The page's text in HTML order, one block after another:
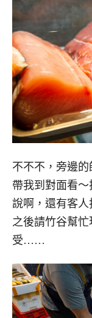
不不不，旁邊
帶我到對面看
說啊，還有客
之後請竹谷幫
受……